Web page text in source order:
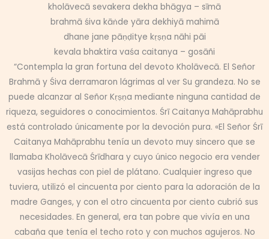
kholāvecā sevakera dekha bhāgya – sīmā
brahmā śiva kāṅde yāra dekhiyā mahimā
dhane jane pāṇḍitye kṛṣṇa nāhi pāi
kevala bhaktira vaśa caitanya – gosāñi
“Contempla la gran fortuna del devoto Kholāvecā. El Señor
Brahmā y Śiva derramaron lágrimas al ver Su grandeza. No se
puede alcanzar al Señor Kṛṣṇa mediante ninguna cantidad de
riqueza, seguidores o conocimientos. Śrī Caitanya Mahāprabhu
está controlado únicamente por la devoción pura. «El Señor Śrī
Caitanya Mahāprabhu tenía un devoto muy sincero que se
llamaba Kholāvecā Śrīdhara y cuyo único negocio era vender
vasijas hechas con piel de plátano. Cualquier ingreso que
tuviera, utilizó el cincuenta por ciento para la adoración de la
madre Ganges, y con el otro cincuenta por ciento cubrió sus
necesidades. En general, era tan pobre que vivía en una
cabaña que tenía el techo roto y con muchos agujeros. No